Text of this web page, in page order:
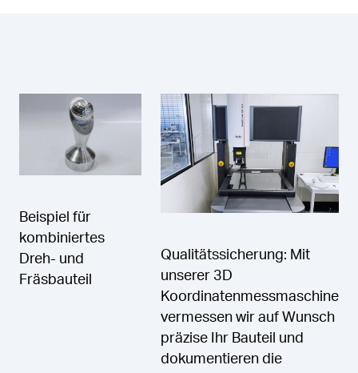
Beispiel für
kombiniertes
Dreh- und
Fräsbauteil
Qualitätssicherung: Mit
unserer 3D
Koordinatenmessmaschine
vermessen wir auf Wunsch
präzise Ihr Bauteil und
dokumentieren die